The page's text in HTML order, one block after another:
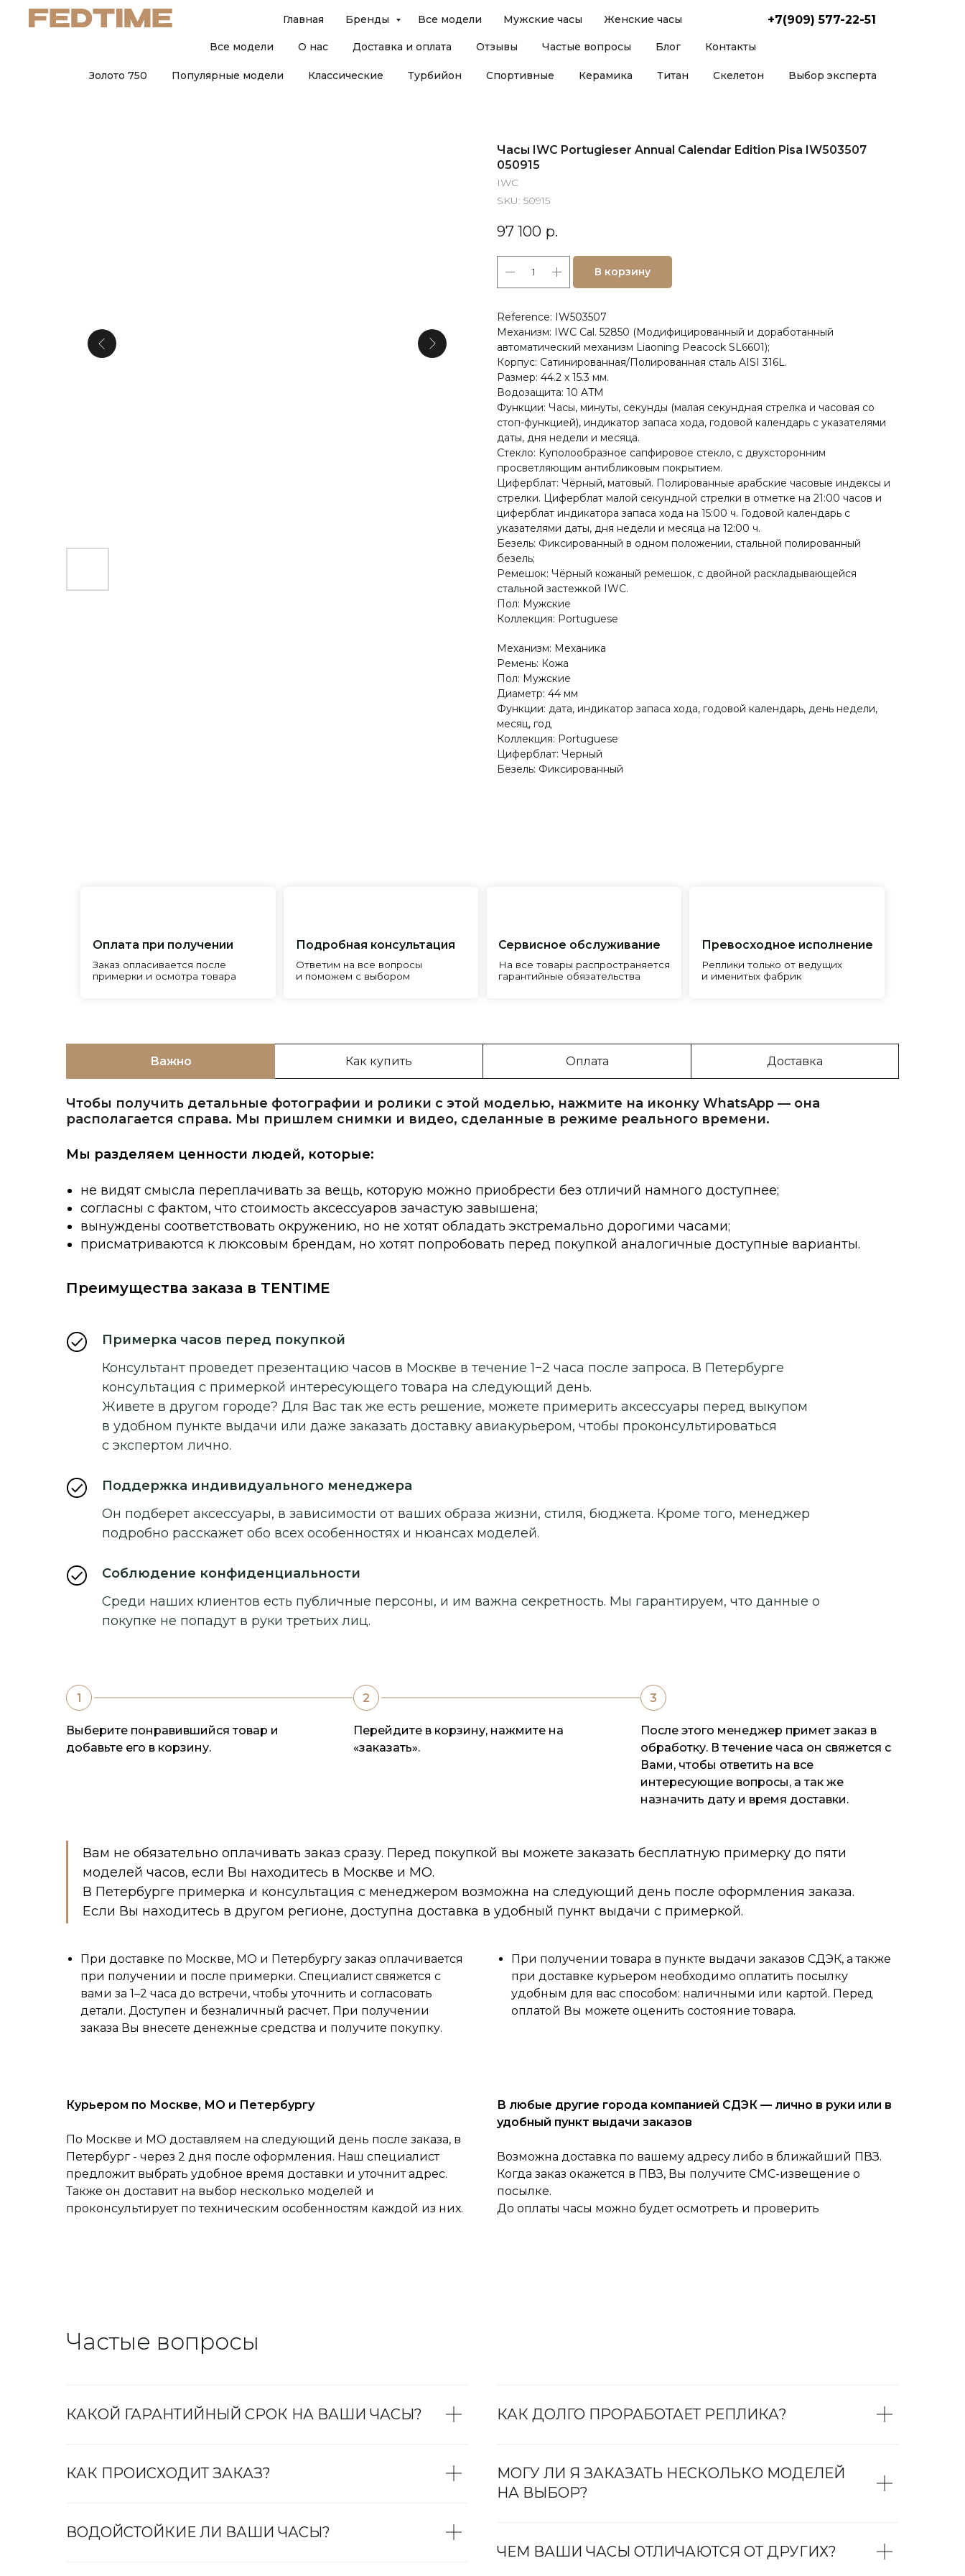
Все модели О нас Доставка и оплата Отзывы Частые вопросы Блог Контакты
Главная Бренды Все модели Мужские часы Женские часы +7(909) 577-22-51
Золото 750 Популярные модели Классические Турбийон Спортивные Керамика Титан Скелетон Выбор эксперта
Часы IWC Portugieser Annual Calendar Edition Pisa IW503507
050915
IWC
SKU: 50915
97 100 р.
В корзину
Reference: IW503507
Механизм: IWC Cal. 52850 (Модифицированный и доработанный
автоматический механизм Liaoning Peacock SL6601);
Корпус: Сатинированная/Полированная сталь AISI 316L.
Размер: 44.2 х 15.3 мм.
Водозащита: 10 ATM
Функции: Часы, минуты, секунды (малая секундная стрелка и часовая со
стоп-функцией), индикатор запаса хода, годовой календарь с указателями
даты, дня недели и месяца.
Стекло: Куполообразное сапфировое стекло, с двухсторонним
просветляющим антибликовым покрытием.
Циферблат: Чёрный, матовый. Полированные арабские часовые индексы и
стрелки. Циферблат малой секундной стрелки в отметке на 21:00 часов и
циферблат индикатора запаса хода на 15:00 ч. Годовой календарь с
указателями даты, дня недели и месяца на 12:00 ч.
Безель: Фиксированный в одном положении, стальной полированный
безель;
Ремешок: Чёрный кожаный ремешок, с двойной раскладывающейся
стальной застежкой IWC.
Пол: Мужские
Коллекция: Portuguese
Механизм: Механика
Ремень: Кожа
Пол: Мужские
Диаметр: 44 мм
Функции: дата, индикатор запаса хода, годовой календарь, день недели,
месяц, год
Коллекция: Portuguese
Циферблат: Черный
Безель: Фиксированный
Важно Как купить Оплата Доставка
Чтобы получить детальные фотографии и ролики с этой моделью, нажмите на иконку WhatsApp — она
располагается справа. Мы пришлем снимки и видео, сделанные в режиме реального времени.
Мы разделяем ценности людей, которые:
не видят смысла переплачивать за вещь, которую можно приобрести без отличий намного доступнее;
согласны с фактом, что стоимость аксессуаров зачастую завышена;
вынуждены соответствовать окружению, но не хотят обладать экстремально дорогими часами;
присматриваются к люксовым брендам, но хотят попробовать перед покупкой аналогичные доступные варианты.
Преимущества заказа в TENTIME
Примерка часов перед покупкой
Консультант проведет презентацию часов в Москве в течение 1−2 часа после запроса. В Петербурге
консультация с примеркой интересующего товара на следующий день.
Живете в другом городе? Для Вас так же есть решение, можете примерить аксессуары перед выкупом
в удобном пункте выдачи или даже заказать доставку авиакурьером, чтобы проконсультироваться
с экспертом лично.
Поддержка индивидуального менеджера
Он подберет аксессуары, в зависимости от ваших образа жизни, стиля, бюджета. Кроме того, менеджер
подробно расскажет обо всех особенностях и нюансах моделей.
Соблюдение конфиденциальности
Среди наших клиентов есть публичные персоны, и им важна секретность. Мы гарантируем, что данные о
покупке не попадут в руки третьих лиц.
Выберите понравившийся товар и
добавьте его в корзину.
Перейдите в корзину, нажмите на
«заказать».
После этого менеджер примет заказ в
обработку. В течение часа он свяжется с
Вами, чтобы ответить на все
интересующие вопросы, а так же
назначить дату и время доставки.
Вам не обязательно оплачивать заказ сразу. Перед покупкой вы можете заказать бесплатную примерку до пяти
моделей часов, если Вы находитесь в Москве и МО.
В Петербурге примерка и консультация с менеджером возможна на следующий день после оформления заказа.
Если Вы находитесь в другом регионе, доступна доставка в удобный пункт выдачи с примеркой.
При доставке по Москве, МО и Петербургу заказ оплачивается
при получении и после примерки. Специалист свяжется с
вами за 1–2 часа до встречи, чтобы уточнить и согласовать
детали. Доступен и безналичный расчет. При получении
заказа Вы внесете денежные средства и получите покупку.
При получении товара в пункте выдачи заказов СДЭК, а также
при доставке курьером необходимо оплатить посылку
удобным для вас способом: наличными или картой. Перед
оплатой Вы можете оценить состояние товара.
Курьером по Москве, МО и Петербургу
По Москве и МО доставляем на следующий день после заказа, в
Петербург - через 2 дня после оформления. Наш специалист
предложит выбрать удобное время доставки и уточнит адрес.
Также он доставит на выбор несколько моделей и
проконсультирует по техническим особенностям каждой из них.
В любые другие города компанией СДЭК — лично в руки или в
удобный пункт выдачи заказов
Возможна доставка по вашему адресу либо в ближайший ПВЗ.
Когда заказ окажется в ПВЗ, Вы получите СМС-извещение о
посылке.
До оплаты часы можно будет осмотреть и проверить
Частые вопросы
КАКОЙ ГАРАНТИЙНЫЙ СРОК НА ВАШИ ЧАСЫ?
КАК ПРОИСХОДИТ ЗАКАЗ?
ВОДОЙСТОЙКИЕ ЛИ ВАШИ ЧАСЫ?
КАК ДОЛГО ПРОРАБОТАЕТ РЕПЛИКА?
МОГУ ЛИ Я ЗАКАЗАТЬ НЕСКОЛЬКО МОДЕЛЕЙ
НА ВЫБОР?
ЧЕМ ВАШИ ЧАСЫ ОТЛИЧАЮТСЯ ОТ ДРУГИХ?